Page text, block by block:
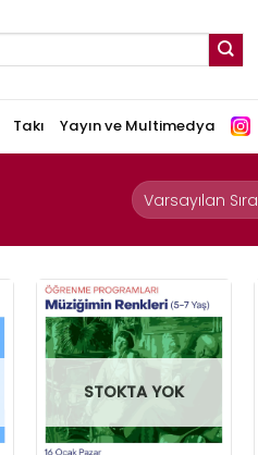
Takı Yayın ve Multimedya
STOKTA YOK